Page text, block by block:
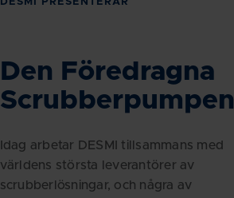
Den Föredragna
Scrubberpumpen
Idag arbetar DESMI tillsammans med
världens största leverantörer av
scrubberlösningar, och några av